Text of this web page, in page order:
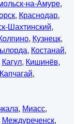
на-Амуре,
, Краснодар,
Шахтинский,
, Кузнецк,
, Костанай,
Кагул, Кишинёв,
Капчагай,
, Миасс,
Междуреченск,